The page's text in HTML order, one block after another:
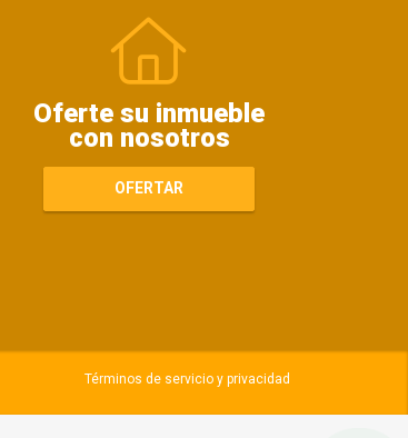
Oferte su inmueble
con nosotros
OFERTAR
Términos de servicio y privacidad